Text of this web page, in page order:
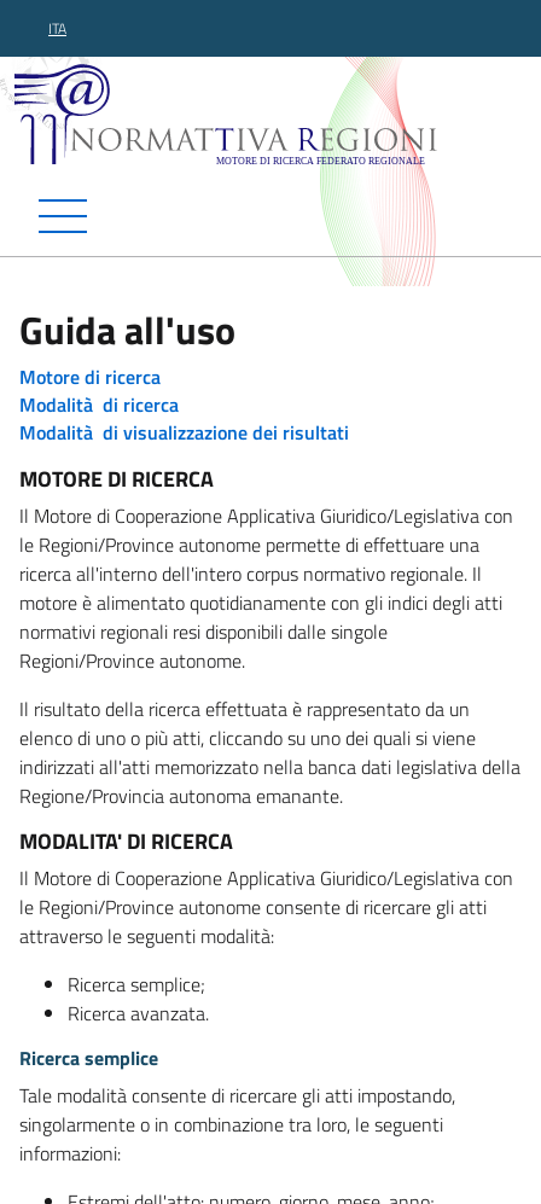
ITA
Normattiva Regioni -
Guida all'uso
Motore di ricerca
Modalità di ricerca
Modalità di visualizzazione dei risultati
MOTORE DI RICERCA
Il Motore di Cooperazione Applicativa Giuridico/Legislativa con
le Regioni/Province autonome permette di effettuare una
ricerca all'interno dell'intero corpus normativo regionale. Il
motore è alimentato quotidianamente con gli indici degli atti
normativi regionali resi disponibili dalle singole
Regioni/Province autonome.
Il risultato della ricerca effettuata è rappresentato da un
elenco di uno o più atti, cliccando su uno dei quali si viene
indirizzati all'atti memorizzato nella banca dati legislativa della
Regione/Provincia autonoma emanante.
MODALITA' DI RICERCA
Il Motore di Cooperazione Applicativa Giuridico/Legislativa con
le Regioni/Province autonome consente di ricercare gli atti
attraverso le seguenti modalità:
Ricerca semplice;
Ricerca avanzata.
Ricerca semplice
Tale modalità consente di ricercare gli atti impostando,
singolarmente o in combinazione tra loro, le seguenti
informazioni: